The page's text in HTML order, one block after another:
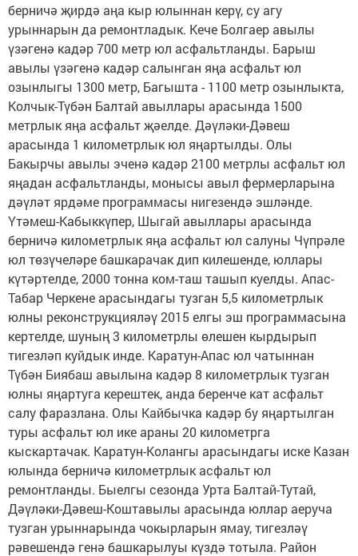
берничә җирдә аңа кыр юлыннан керү, су агу
урыннарын да ремонтладык. Кече Болгаер авылы
үзәгенә кадәр 700 метр юл асфальтланды. Барыш
авылы үзәгенә кадәр салынган яңа асфальт юл
озынлыгы 1300 метр, Багышта - 1100 метр озынлыкта,
Колчык-Түбән Балтай авыллары арасында 1500
метрлык яңа асфальт җәелде. Дәүләки-Дәвеш
арасында 1 километрлык юл яңартылды. Олы
Бакырчы авылы эченә кадәр 2100 метрлы асфальт юл
яңадан асфальтланды, монысы авыл фермерларына
дәүләт ярдәме программасы нигезендә эшләнде.
Үтәмеш-Кабыккүпер, Шыгай авыллары арасында
берничә километрлык яңа асфальт юл салуны Чүпрәле
юл төзүчеләре башкарачак дип килешенде, юллары
күтәртелде, 2000 тонна ком-таш ташып куелды. Апас-
Табар Черкене арасындагы тузган 5,5 километрлык
юлны реконструкцияләү 2015 елгы эш программасына
кертелде, шуның 3 километрлы өлешен кырдырып
тигезләп куйдык инде. Каратун-Апас юл чатыннан
Түбән Биябаш авылына кадәр 8 километрлык тузган
юлны яңартуга керештек, анда беренче кат асфальт
салу фаразлана. Олы Кайбычка кадәр бу яңартылган
туры асфальт юл ике араны 20 километрга
кыскартачак. Каратун-Колангы арасындагы иске Казан
юлында берничә километрлык асфальт юл
ремонтланды. Быелгы сезонда Урта Балтай-Тутай,
Дәүләки-Дәвеш-Коштавылы арасында юллар аеруча
тузган урыннарында чокырларын ямау, тигезләү
рәвешендә генә башкарылуы күздә тотыла. Район